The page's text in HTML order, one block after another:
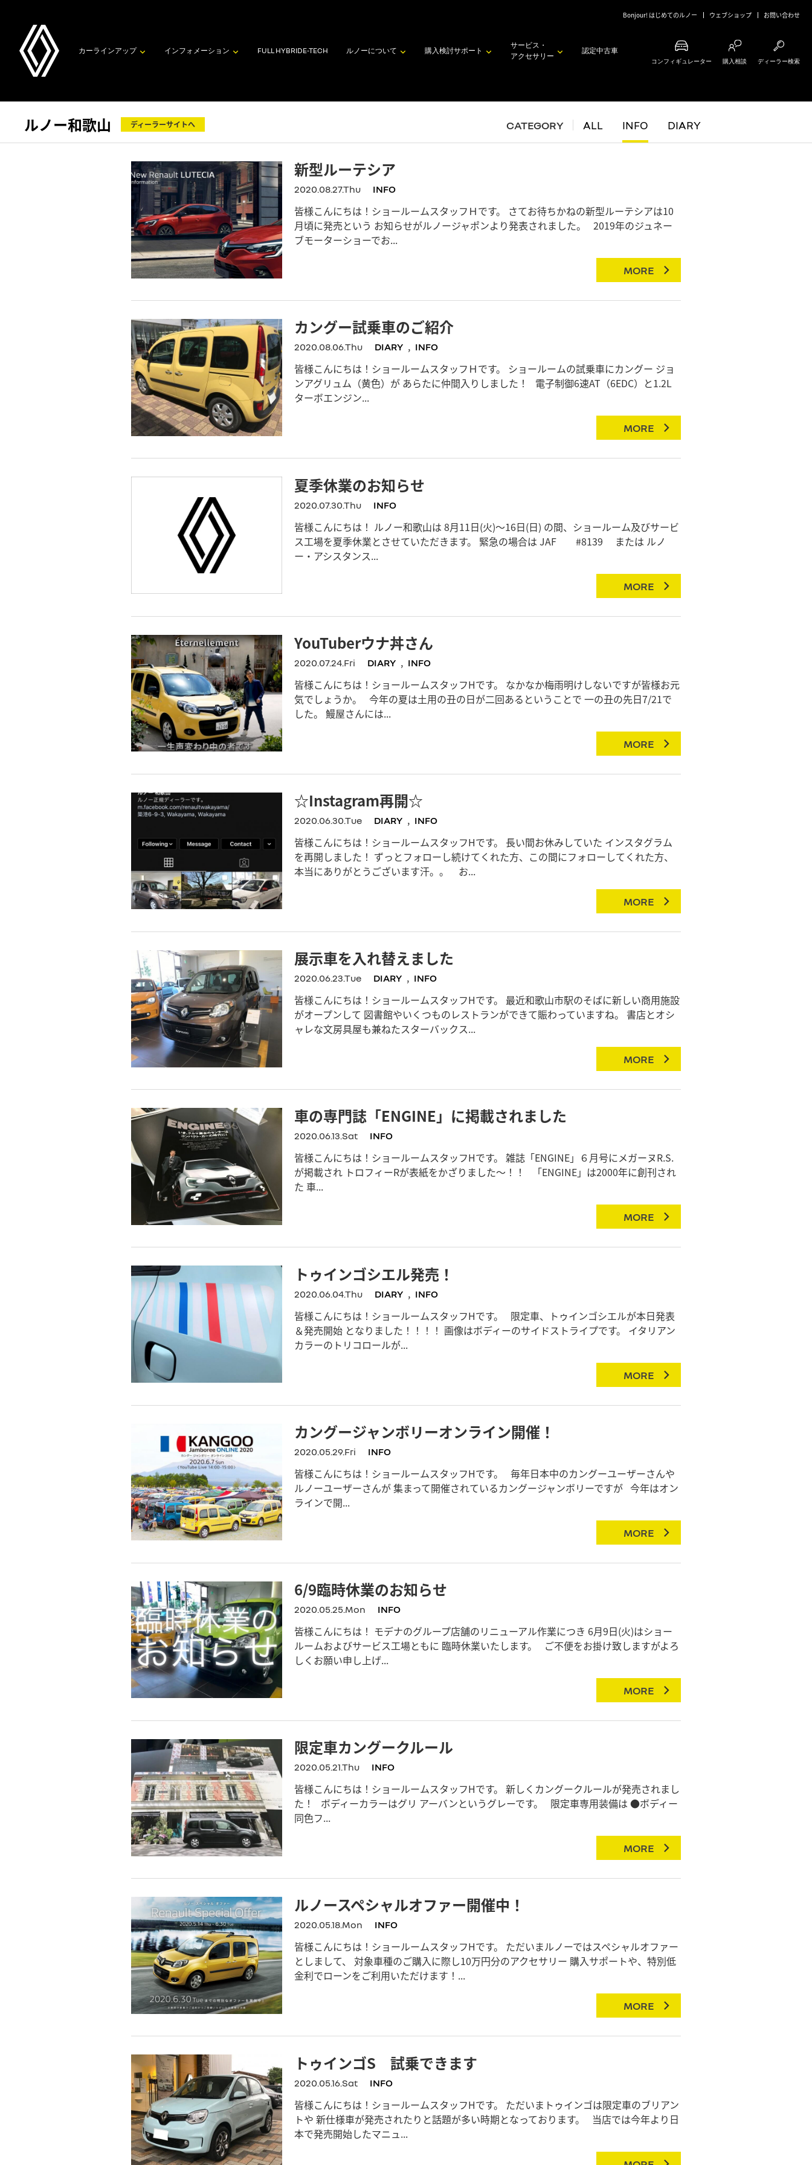
Bonjour! はじめてのルノー ウェブショップ お問い合わせ
カーラインアップ インフォメーション FULL HYBRIDE-TECH ルノーについて 購入検討サポート
サービス・
アクセサリー
認定中古車
コンフィギュレーター 購入相談 ディーラー検索
ルノー和歌山 ディーラーサイトへ CATEGORY ALL INFO DIARY
新型ルーテシア
2020.08.27.Thu INFO
皆様こんにちは！ショールームスタッフＨです。 さてお待ちかねの新型ルーテシアは10
月頃に発売という お知らせがルノージャポンより発表されました。 2019年のジュネー
ブモーターショーでお...
MORE
カングー試乗車のご紹介
2020.08.06.Thu DIARY , INFO
皆様こんにちは！ショールームスタッフＨです。 ショールームの試乗車にカングー ジョ
ンアグリュム（黄色）が あらたに仲間入りしました！ 電子制御6速AT（6EDC）と1.2L
ターボエンジン...
MORE
夏季休業のお知らせ
2020.07.30.Thu INFO
皆様こんにちは！ ルノー和歌山は 8月11日(火)～16日(日) の間、ショールーム及びサービ
ス工場を夏季休業とさせていただきます。 緊急の場合は JAF #8139 または ルノ
ー・アシスタンス...
MORE
YouTuberウナ丼さん
2020.07.24.Fri DIARY , INFO
皆様こんにちは！ショールームスタッフHです。 なかなか梅雨明けしないですが皆様お元
気でしょうか。 今年の夏は土用の丑の日が二回あるということで 一の丑の先日7/21で
した。 鰻屋さんには...
MORE
☆Instagram再開☆
2020.06.30.Tue DIARY , INFO
皆様こんにちは！ショールームスタッフHです。 長い間お休みしていた インスタグラム
を再開しました！ ずっとフォローし続けてくれた方、この間にフォローしてくれた方、
本当にありがとうございます汗。。 お...
MORE
展示車を入れ替えました
2020.06.23.Tue DIARY , INFO
皆様こんにちは！ショールームスタッフHです。 最近和歌山市駅のそばに新しい商用施設
がオープンして 図書館やいくつものレストランができて賑わっていますね。 書店とオシ
ャレな文房具屋も兼ねたスターバックス...
MORE
車の専門誌「ENGINE」に掲載されました
2020.06.13.Sat INFO
皆様こんにちは！ショールームスタッフHです。 雑誌「ENGINE」６月号にメガーヌR.S.
が掲載され トロフィーRが表紙をかざりました～！！ 「ENGINE」は2000年に創刊され
た 車...
MORE
トゥインゴシエル発売！
2020.06.04.Thu DIARY , INFO
皆様こんにちは！ショールームスタッフHです。 限定車、トゥインゴシエルが本日発表
＆発売開始 となりました！！！！ 画像はボディーのサイドストライプです。 イタリアン
カラーのトリコロールが...
MORE
カングージャンボリーオンライン開催！
2020.05.29.Fri INFO
皆様こんにちは！ショールームスタッフHです。 毎年日本中のカングーユーザーさんや
ルノーユーザーさんが 集まって開催されているカングージャンボリーですが 今年はオン
ラインで開...
MORE
6/9臨時休業のお知らせ
2020.05.25.Mon INFO
皆様こんにちは！ モデナのグループ店舗のリニューアル作業につき 6月9日(火)はショー
ルームおよびサービス工場ともに 臨時休業いたします。 ご不便をお掛け致しますがよろ
しくお願い申し上げ...
MORE
限定車カングークルール
2020.05.21.Thu INFO
皆様こんにちは！ショールームスタッフHです。 新しくカングークルールが発売されまし
た！ ボディーカラーはグリ アーバンというグレーです。 限定車専用装備は ●ボディー
同色フ...
MORE
ルノースペシャルオファー開催中！
2020.05.18.Mon INFO
皆様こんにちは！ショールームスタッフHです。 ただいまルノーではスペシャルオファー
としまして、 対象車種のご購入に際し10万円分のアクセサリー 購入サポートや、特別低
金利でローンをご利用いただけます！...
MORE
トゥインゴS 試乗できます
2020.05.16.Sat INFO
皆様こんにちは！ショールームスタッフHです。 ただいまトゥインゴは限定車のブリアン
トや 新仕様車が発売されたりと話題が多い時期となっております。 当店では今年より日
本で発売開始したマニュ...